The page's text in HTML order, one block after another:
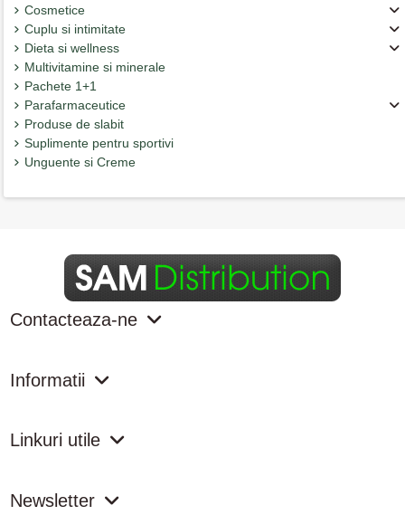
Cosmetice
Cuplu si intimitate
Dieta si wellness
Multivitamine si minerale
Pachete 1+1
Parafarmaceutice
Produse de slabit
Suplimente pentru sportivi
Unguente si Creme
Contacteaza-ne
Informatii
Linkuri utile
Newsletter